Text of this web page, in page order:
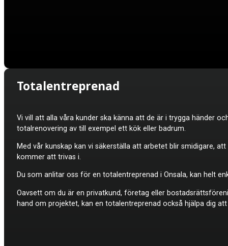
Totalentreprenad
Vi vill att alla våra kunder ska känna att de är i trygga händer
totalrenovering av till exempel ett kök eller badrum.
Med vår kunskap kan vi säkerställa att arbetet blir smidigare,
kommer att trivas i.
Du som anlitar oss för en totalentreprenad i Onsala, kan helt
Oavsett om du är en privatkund, företag eller
hand om projektet, kan en totalentreprenad också hjälpa dig